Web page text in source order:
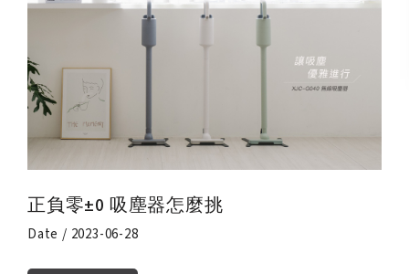
正負零±0 吸塵器怎麼挑
Date / 2023-06-28